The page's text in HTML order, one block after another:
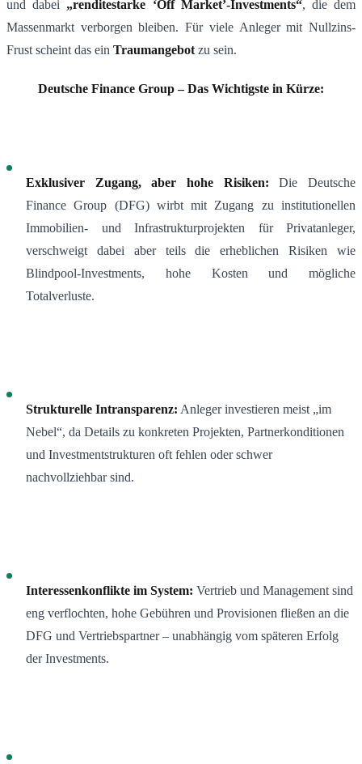
und dabei „renditestarke ‘Off Market’-Investments“, die dem
Massenmarkt verborgen bleiben​. Für viele Anleger mit Nullzins-
Frust scheint das ein Traumangebot zu sein.
Deutsche Finance Group – Das Wichtigste in Kürze:
Exklusiver Zugang, aber hohe Risiken: Die Deutsche
Finance Group (DFG) wirbt mit Zugang zu institutionellen
Immobilien- und Infrastrukturprojekten für Privatanleger,
verschweigt dabei aber teils die erheblichen Risiken wie
Blindpool-Investments, hohe Kosten und mögliche
Totalverluste.
Strukturelle Intransparenz: Anleger investieren meist „im
Nebel“, da Details zu konkreten Projekten, Partnerkonditionen
und Investmentstrukturen oft fehlen oder schwer
nachvollziehbar sind.
Interessenkonflikte im System: Vertrieb und Management sind
eng verflochten, hohe Gebühren und Provisionen fließen an die
DFG und Vertriebspartner – unabhängig vom späteren Erfolg
der Investments.